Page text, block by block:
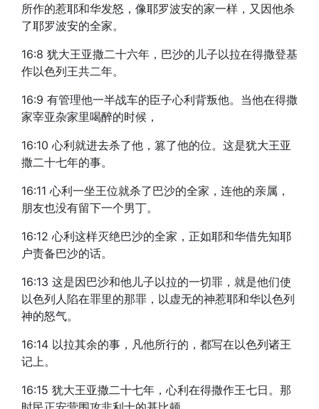
所作的惹耶和华发怒，像耶罗波安的家一样，又因他杀
了耶罗波安的全家。
16:8 犹大王亚撒二十六年，巴沙的儿子以拉在得撒登基
作以色列王共二年。
16:9 有管理他一半战车的臣子心利背叛他。当他在得撒
家宰亚杂家里喝醉的时候，
16:10 心利就进去杀了他，篡了他的位。这是犹大王亚
撒二十七年的事。
16:11 心利一坐王位就杀了巴沙的全家，连他的亲属，
朋友也没有留下一个男丁。
16:12 心利这样灭绝巴沙的全家，正如耶和华借先知耶
户责备巴沙的话。
16:13 这是因巴沙和他儿子以拉的一切罪，就是他们使
以色列人陷在罪里的那罪，以虚无的神惹耶和华以色列
神的怒气。
16:14 以拉其余的事，凡他所行的，都写在以色列诸王
记上。
16:15 犹大王亚撒二十七年，心利在得撒作王七日。那